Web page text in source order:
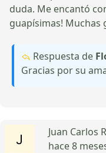
duda. Me encantó
guapísimas! Muchas
Respuesta de
Gracias por su
Juan Carlos
hace 8